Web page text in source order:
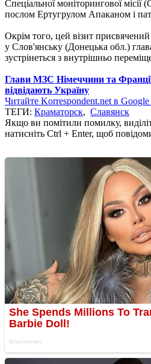
Спеціальної моніторингової
послом Ертугрулом Апаканом і
Окрім того, цей візит присвячений
у Слов'янську (Донецька обл.)
зустрінеться з внутрішньо
Глави МЗС Німеччини та
відвідають Україну
Читайте Korrespondent.net в
ТЕГИ: Краматорск, Славянск
Якщо ви помітили помилку,
натисніть Ctrl + Enter, щоб